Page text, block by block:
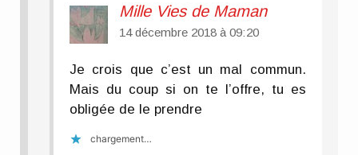
Mille Vies de Maman
14 décembre 2018 à 09:20
Je crois que c’est un mal commun.
Mais du coup si on te l’offre, tu es
obligée de le prendre
chargement…